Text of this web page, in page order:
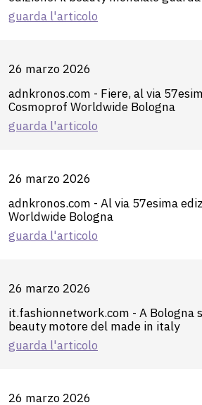
guarda l'articolo
26 marzo 2026
adnkronos.com - Fiere, al via
Cosmoprof Worldwide Bologna
guarda l'articolo
26 marzo 2026
adnkronos.com - Al via 57esima
Worldwide Bologna
guarda l'articolo
26 marzo 2026
it.fashionnetwork.com - A Bologna
beauty motore del made in italy
guarda l'articolo
26 marzo 2026